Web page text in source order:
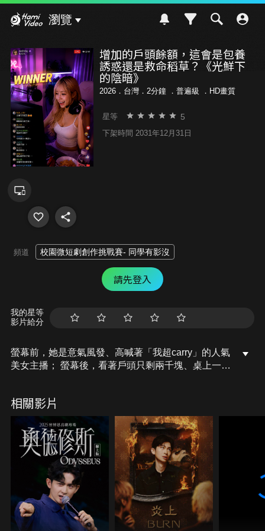
瀏覽
增加的戶頭餘額，這會是包養
誘惑還是救命稻草？《光鮮下
的陰暗》
2026．台灣．2分鐘 ． 普遍級 ．HD畫質
星等 5
下架時間 2031年12月31日
頻道 校園微短劇創作挑戰賽- 同學有影沒
請先登入
我的星等
影片給分
螢幕前，她是意氣風發、高喊著「我超carry」的人氣
美女主播； 螢幕後，看著戶頭只剩兩千塊、桌上一疊
萬元，甚至打來電話： 「只要妳願意跟著我，我可以
滿足妳想要的一切……錢、生活、禮物。」
面對生存的壓迫與誘惑，這個要求，她該答應嗎？
國立潮州高中 莊芸綺《光鮮下的陰暗》
相關影片